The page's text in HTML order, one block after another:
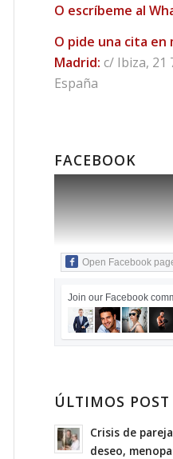
O escríbeme al
O pide una cita en
Madrid: c/ Ibiza, 21
España
FACEBOOK
Open Facebook
Join our Facebook
ÚLTIMOS POST
Crisis de
deseo,